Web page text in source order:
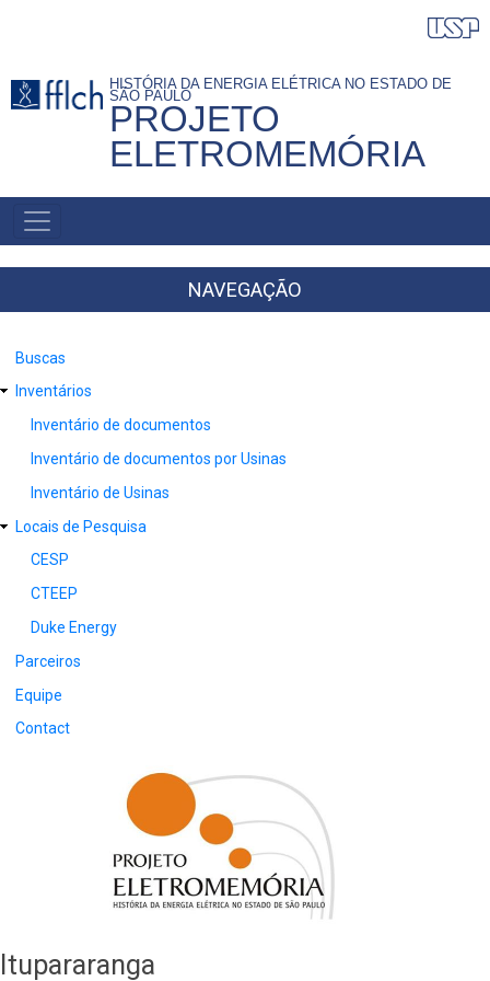
conteúdo
HISTÓRIA DA ENERGIA ELÉTRICA NO ESTADO DE
SÃO PAULO
PROJETO
ELETROMEMÓRIA
NAVEGAÇÃO
PRINCIPAL
NAVEGAÇÃO
Buscas
Inventários
Inventário de documentos
Inventário de documentos por Usinas
Inventário de Usinas
Locais de Pesquisa
CESP
CTEEP
Duke Energy
Parceiros
Equipe
Contact
Itupararanga